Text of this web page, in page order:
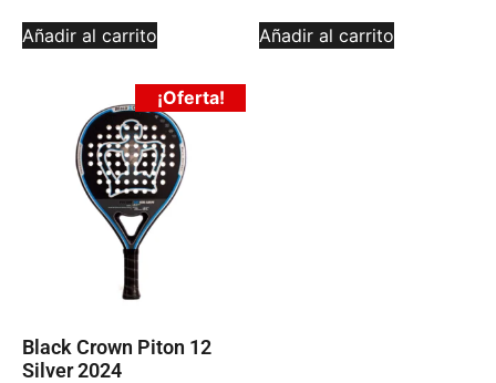
Añadir al carrito Añadir al carrito
¡Oferta!
Black Crown Piton 12
Silver 2024